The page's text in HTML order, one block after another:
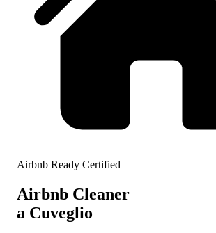
Airbnb Ready Certified
Airbnb Cleaner
a Cuveglio